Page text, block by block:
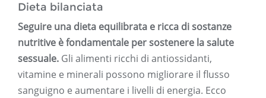
Dieta bilanciata
Seguire una dieta equilibrata e ricca di sostanze
nutritive è fondamentale per sostenere la salute
sessuale. Gli alimenti ricchi di antiossidanti,
vitamine e minerali possono migliorare il flusso
sanguigno e aumentare i livelli di energia. Ecco